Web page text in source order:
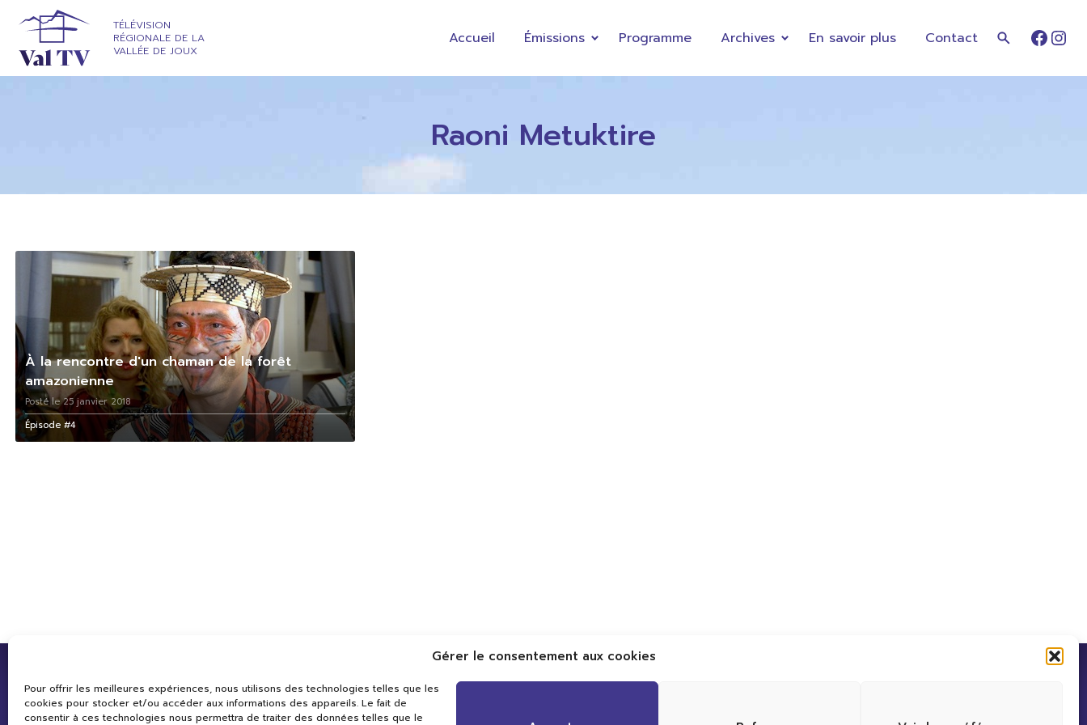
Gérer le consentement aux cookies
Pour offrir les meilleures expériences, nous utilisons des technologies telles que les
cookies pour stocker et/ou accéder aux informations des appareils. Le fait de
consentir à ces technologies nous permettra de traiter des données telles que le
TÉLÉVISION
RÉGIONALE DE LA
VALLÉE DE JOUX
Accueil Émissions Programme Archives En savoir plus Contact
Raoni Metuktire
À la rencontre d'un chaman de la forêt
amazonienne
Posté le 25 janvier 2018
Épisode #4
Val TV